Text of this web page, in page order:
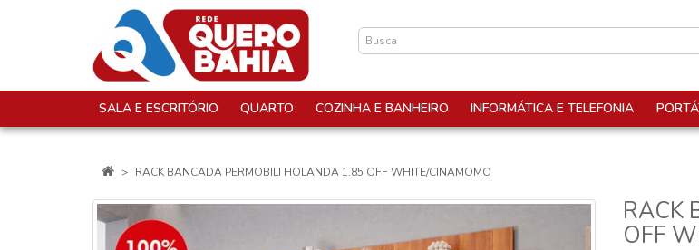
SALA E ESCRITÓRIO QUARTO COZINHA E BANHEIRO INFORMÁTICA E TELEFONIA
RACK BANCADA PERMOBILI HOLANDA 1.85 OFF WHITE/CINAMOMO
RACK
OFF